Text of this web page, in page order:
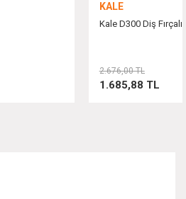
KALE
Kale D300 Diş
1.685,88 TL
2.676,00 TL